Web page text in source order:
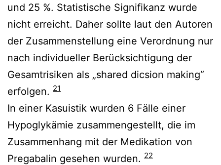
und 25 %. Statistische Signifikanz wurde
nicht erreicht. Daher sollte laut den Autoren
der Zusammenstellung eine Verordnung nur
nach individueller Berücksichtigung der
Gesamtrisiken als „shared dicsion making“
erfolgen. 21
In einer Kasuistik wurden 6 Fälle einer
Hypoglykämie zusammengestellt, die im
Zusammenhang mit der Medikation von
Pregabalin gesehen wurden. 22